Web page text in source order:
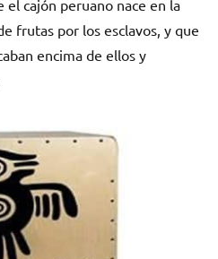
el cajón peruano nace en la
frutas por los esclavos, y que
encima de ellos y